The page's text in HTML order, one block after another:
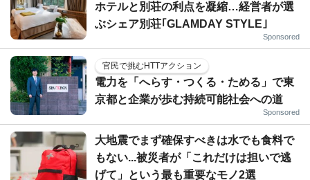
ホテルと別荘の利点を凝縮…経営者が選
ぶシェア別荘｢GLAMDAY STYLE｣
Sponsored
官民で挑むHTTアクション
電力を「へらす・つくる・ためる」で東
京都と企業が歩む持続可能社会への道
Sponsored
大地震でまず確保すべきは水でも食料で
もない...被災者が「これだけは担いで逃
げて」という最も重要なモノ2選